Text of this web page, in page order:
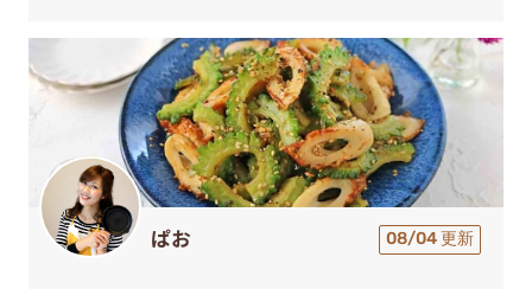
ぱお 08/04 更新